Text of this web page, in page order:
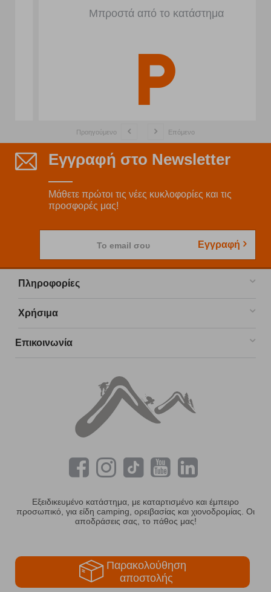
Μπροστά από το κατάστημα
Προηγούμενο Επόμενο
Εγγραφή στο Newsletter
Μάθετε πρώτοι τις νέες κυκλοφορίες και τις
προσφορές μας!
Το email σου Εγγραφή
Πληροφορίες
Χρήσιμα
Επικοινωνία
Εξειδικευμένο κατάστημα, με καταρτισμένο και έμπειρο
προσωπικό, για είδη camping, ορειβασίας και χιονοδρομίας. Οι
αποδράσεις σας, το πάθος μας!
Παρακολούθηση
αποστολής